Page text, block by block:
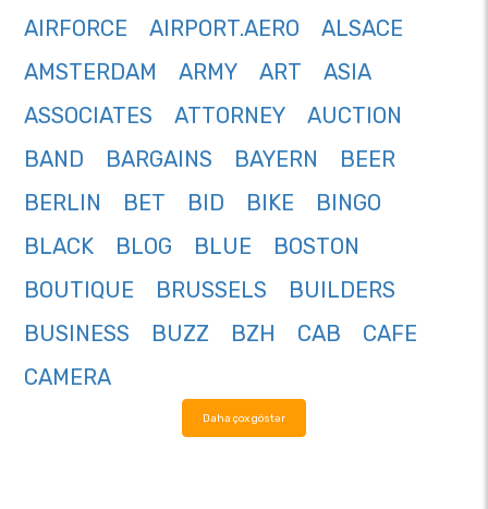
AIRFORCE
AIRPORT.AERO
ALSACE
AMSTERDAM
ARMY ART
ASIA
ASSOCIATES
ATTORNEY
AUCTION
BAND
BARGAINS BAYERN
BEER
BERLIN
BET BID BIKE
BINGO
BLACK
BLOG BLUE
BOSTON
BOUTIQUE
BRUSSELS
BUILDERS
BUSINESS
BUZZ BZH CAB
CAFE
CAMERA
Daha çox göstər